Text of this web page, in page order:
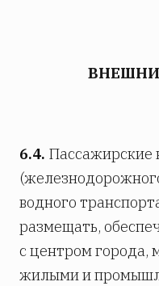
6.4. Пассажирские
водного
размещать,
с центром города,
жилыми и